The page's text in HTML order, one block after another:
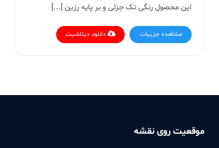
این محصول رنگی تک جزئی و بر پایه رزین [...]
مشاهده جزییات دانلود دیتاشیت
موقعیت روی نقشه